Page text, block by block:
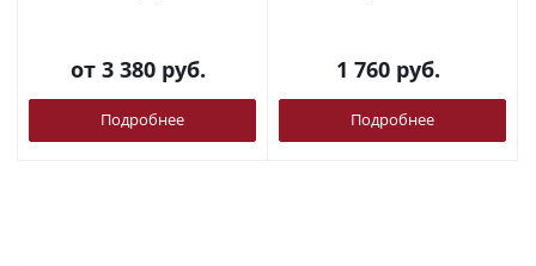
от 3 380 руб.
Подробнее
1 760 руб.
Подробнее